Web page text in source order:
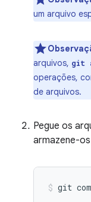
um arquivo
arquivos, git
operações,
de arquivos.
Pegue os
armazene-
git